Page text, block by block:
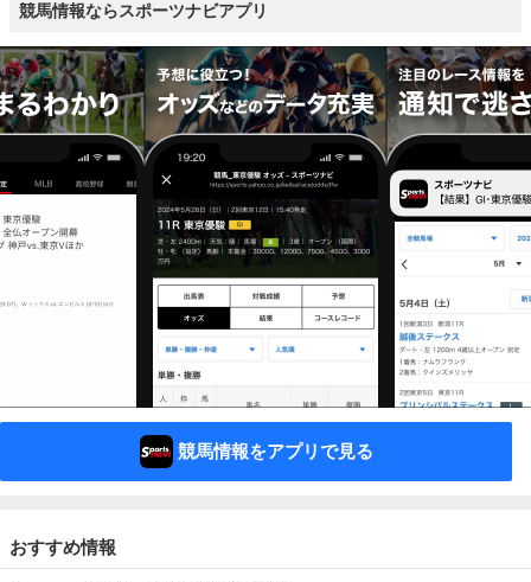
競馬情報ならスポーツナビアプリ
競馬情報をアプリで見る
おすすめ情報